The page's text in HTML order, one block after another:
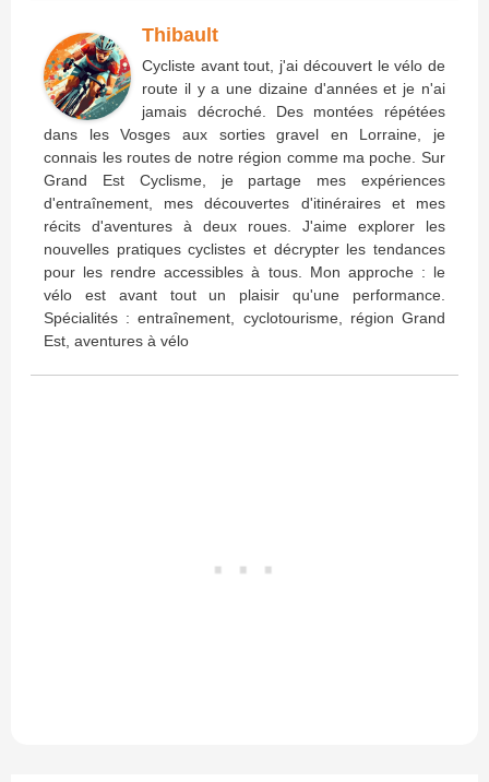
Thibault
Cycliste avant tout, j'ai découvert le vélo de
route il y a une dizaine d'années et je n'ai
jamais décroché. Des montées répétées
dans les Vosges aux sorties gravel en Lorraine, je
connais les routes de notre région comme ma poche. Sur
Grand Est Cyclisme, je partage mes expériences
d'entraînement, mes découvertes d'itinéraires et mes
récits d'aventures à deux roues. J'aime explorer les
nouvelles pratiques cyclistes et décrypter les tendances
pour les rendre accessibles à tous. Mon approche : le
vélo est avant tout un plaisir qu'une performance.
Spécialités : entraînement, cyclotourisme, région Grand
Est, aventures à vélo